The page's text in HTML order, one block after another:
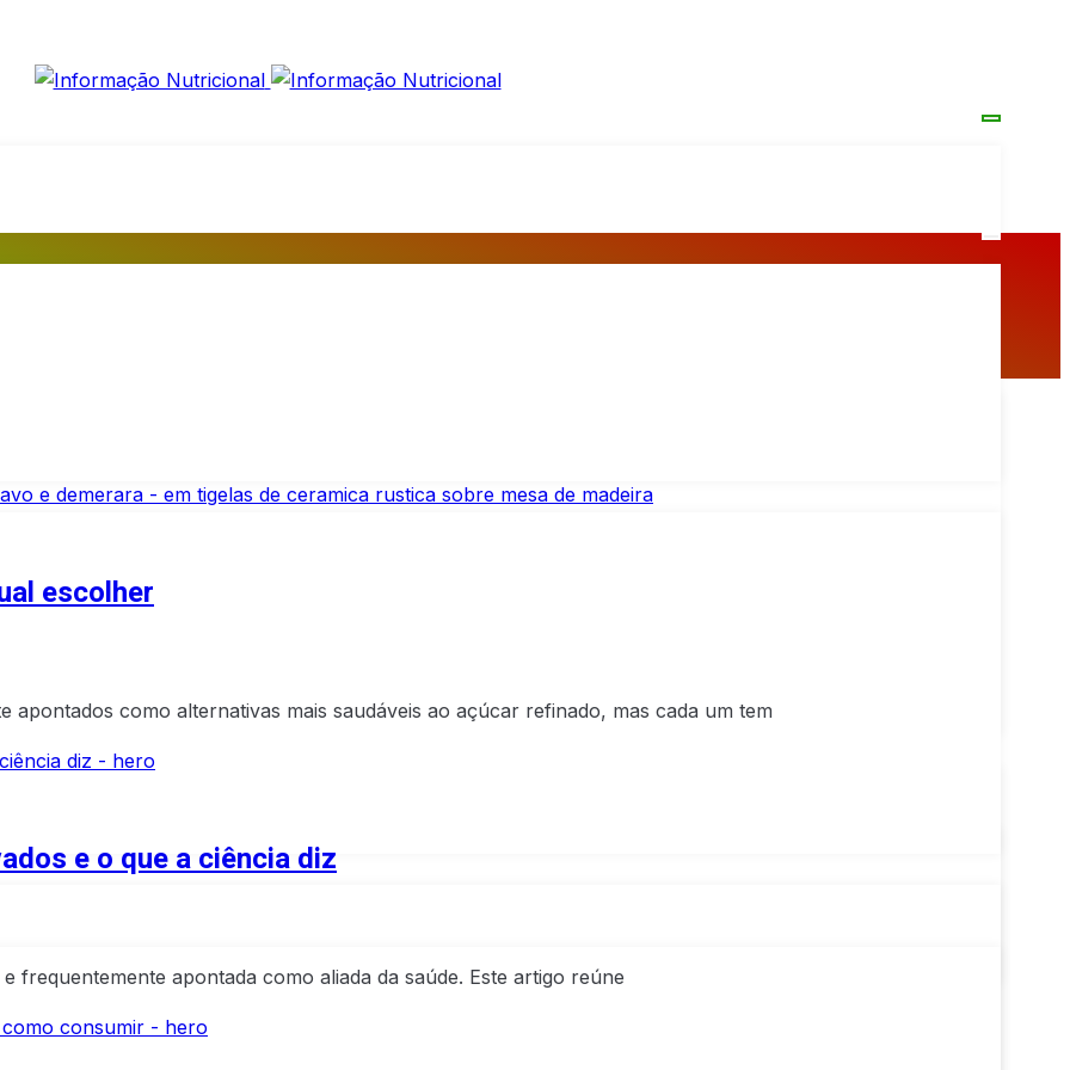
escolher
como alternativas mais saudáveis ao açúcar refinado, mas cada um tem
e o que a ciência diz
apontada como aliada da saúde. Este artigo reúne